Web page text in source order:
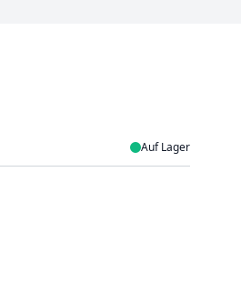
Auf Lager